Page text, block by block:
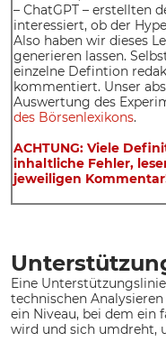
– ChatGPT – erstellten
interessiert, ob der
Also haben wir dieses
generieren lassen.
einzelne Defintion
kommentiert. Unser
Auswertung des
des Börsenlexikons.
ACHTUNG: Viele
inhaltliche Fehler,
jeweiligen
Eine
technischen
ein Niveau, bei dem ein
wird und sich umdreht,